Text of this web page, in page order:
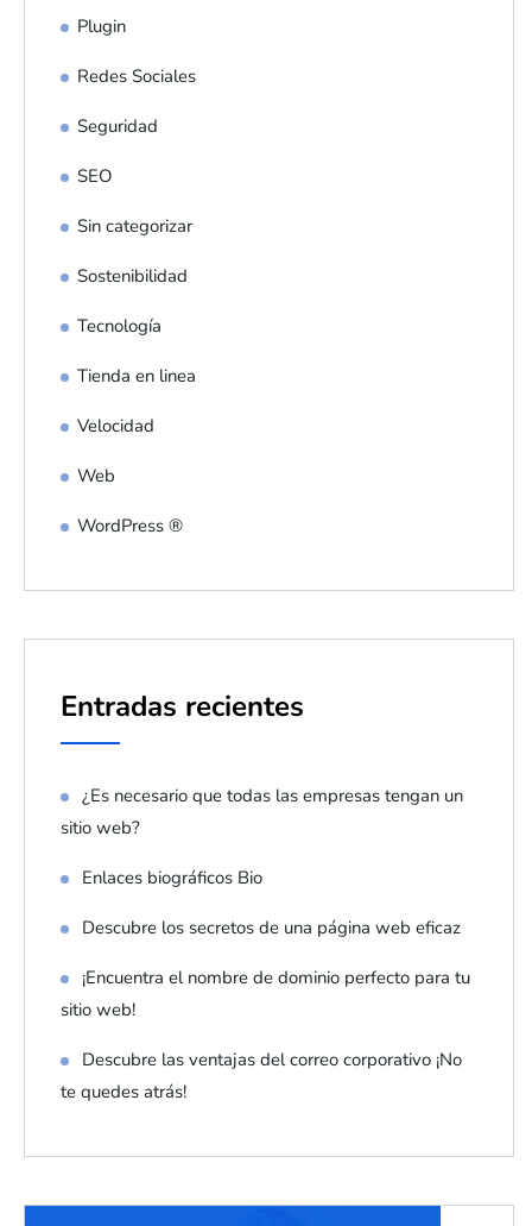
Plugin
Redes Sociales
Seguridad
SEO
Sin categorizar
Sostenibilidad
Tecnología
Tienda en linea
Velocidad
Web
WordPress ®
Entradas recientes
¿Es necesario que todas las empresas tengan un
sitio web?
Enlaces biográficos Bio
Descubre los secretos de una página web eficaz
¡Encuentra el nombre de dominio perfecto para tu
sitio web!
Descubre las ventajas del correo corporativo ¡No
te quedes atrás!